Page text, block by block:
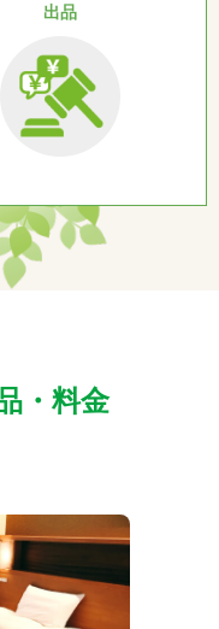
出品
・料金